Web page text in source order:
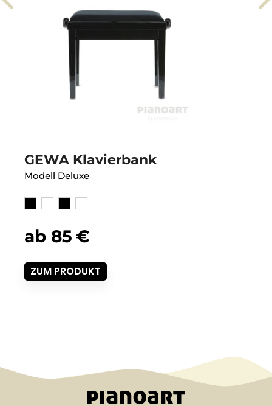
GEWA Klavierbank
Modell Deluxe
ab 85 €
ZUM PRODUKT